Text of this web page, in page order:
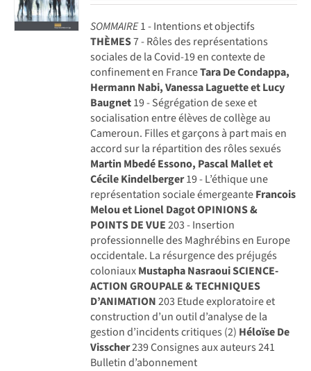
SOMMAIRE1 - Intentions et objectifs
THÈMES7 - Rôles des représentations
sociales de la Covid-19 en contexte de
confinement en FranceTara De Condappa,
Hermann Nabi, Vanessa Laguette et Lucy
Baugnet19 - Ségrégation de sexe et
socialisation entre élèves de collège au
Cameroun. Filles et garçons à part mais en
accord sur la répartition des rôles sexués
Martin Mbedé Essono, Pascal Mallet et
Cécile Kindelberger19 - L’éthique une
représentation sociale émergeanteFrancois
Melou et Lionel DagotOPINIONS &
POINTS DE VUE203 - Insertion
professionnelle des Maghrébins en Europe
occidentale. La résurgence des préjugés
coloniauxMustapha NasraouiSCIENCE-
ACTION GROUPALE & TECHNIQUES
D’ANIMATION203 Etude exploratoire et
construction d’un outil d’analyse de la
gestion d’incidents critiques (2) Héloïse De
Visscher239 Consignes aux auteurs 241
Bulletin d’abonnement